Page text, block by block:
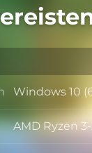
Windows 10
Processor
AMD Ryzen